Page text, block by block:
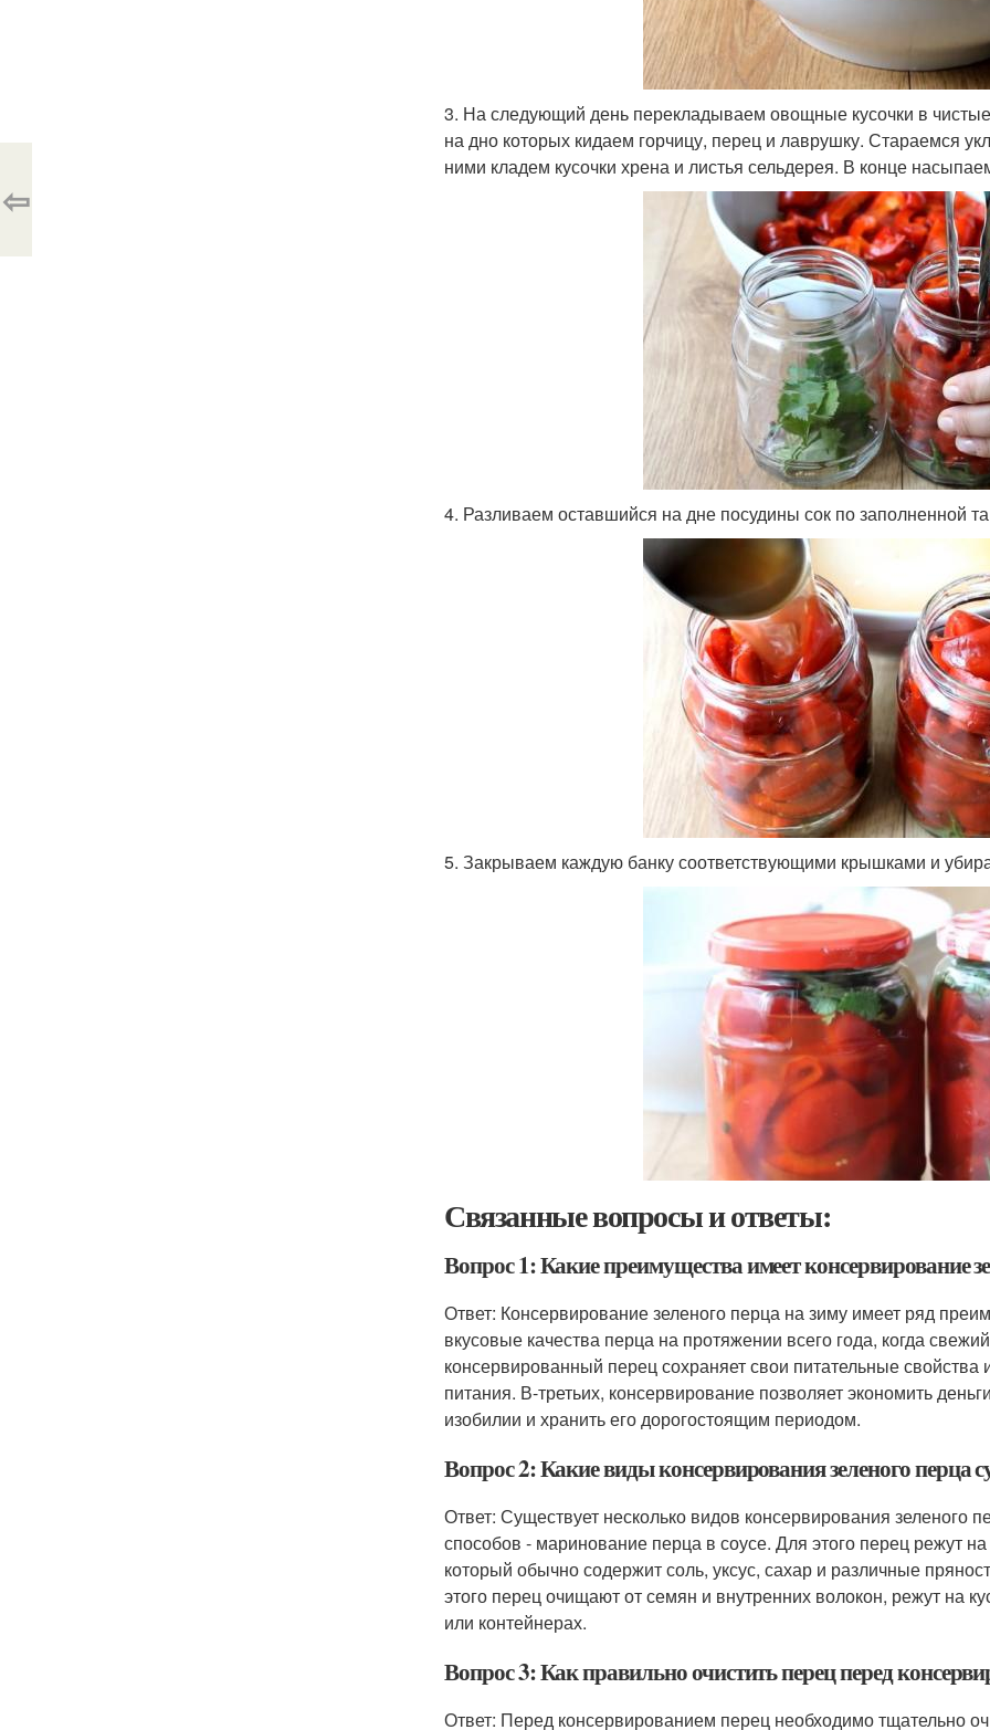
3. На следующий день перекладываем овощные кусочки в
на дно которых кидаем горчицу, перец и лаврушку. Стараемся
ними кладем кусочки хрена и листья сельдерея. В конце
4. Разливаем оставшийся на дне посудины сок по заполненной
5. Закрываем каждую банку соответствующими крышками и
Связанные вопросы и ответы:
Вопрос 1: Какие преимущества имеет консервирование
Ответ: Консервирование зеленого перца на зиму имеет ряд
вкусовые качества перца на протяжении всего года, когда
консервированный перец сохраняет свои питательные
питания. В-третьих, консервирование позволяет экономить
изобилии и хранить его дорогостоящим периодом.
Вопрос 2: Какие виды консервирования зеленого перца
Ответ: Существует несколько видов консервирования зеленого
способов - маринование перца в соусе. Для этого перец режут
который обычно содержит соль, уксус, сахар и различные
этого перец очищают от семян и внутренних волокон, режут на
или контейнерах.
Вопрос 3: Как правильно очистить перец перед
Ответ: Перед консервированием перец необходимо тщательно
⇦